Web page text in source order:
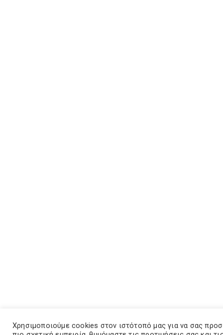
Χρησιμοποιούμε cookies στον ιστότοπό μας για να σας